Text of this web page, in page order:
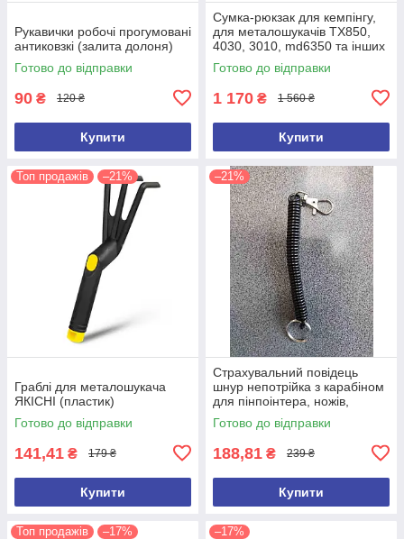
Рукавички робочі прогумовані
антиковзкі (залита долоня)
Готово до відправки
90 ₴ 120 ₴
Купити
Сумка-рюкзак для кемпінгу,
для металошукачів TX850,
4030, 3010, md6350 та інших
(ємність 100 л)
Готово до відправки
1 170 ₴ 1 560 ₴
Купити
Топ продажів –21%
Граблі для металошукача
ЯКІСНІ (пластик)
Готово до відправки
141,41 ₴ 179 ₴
Купити
–21%
Страхувальний повідець
шнур непотрійка з карабіном
для пінпоінтера, ножів,
ліхтарів, рацій, ключів
Готово до відправки
188,81 ₴ 239 ₴
Купити
Топ продажів
–17%
–17%